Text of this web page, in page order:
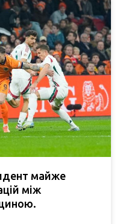
майже
між